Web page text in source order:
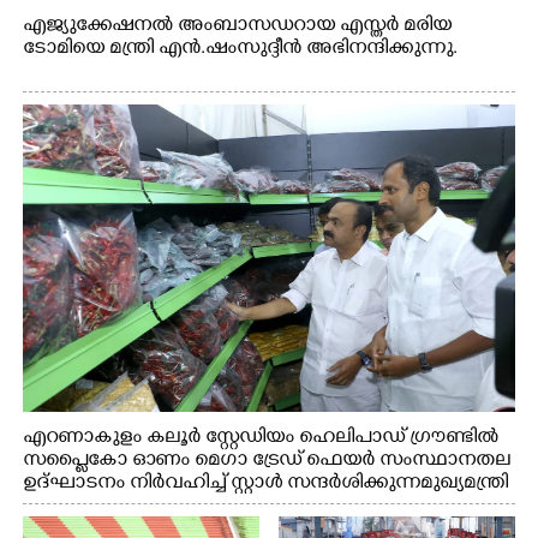
എജ്യുക്കേഷനൽ അംബാസഡറായ എസ്തർ മരിയ
ടോമിയെ മന്ത്രി എൻ.ഷംസുദ്ദീൻ അഭിനന്ദിക്കുന്നു.
എറണാകുളം കലൂർ സ്റ്റേഡിയം ഹെലിപാഡ് ഗ്രൗണ്ടിൽ
സപ്ളൈകോ ഓണം മെഗാ ട്രേഡ് ഫെയർ സംസ്ഥാനതല
ഉദ്ഘാടനം നിർവഹിച്ച് സ്റ്റാൾ സന്ദർശിക്കുന്ന മുഖ്യമന്ത്രി
വി.ഡി. സതീശൻ. മന്ത്രി അനൂപ് ജേക്കബ് സമീപം